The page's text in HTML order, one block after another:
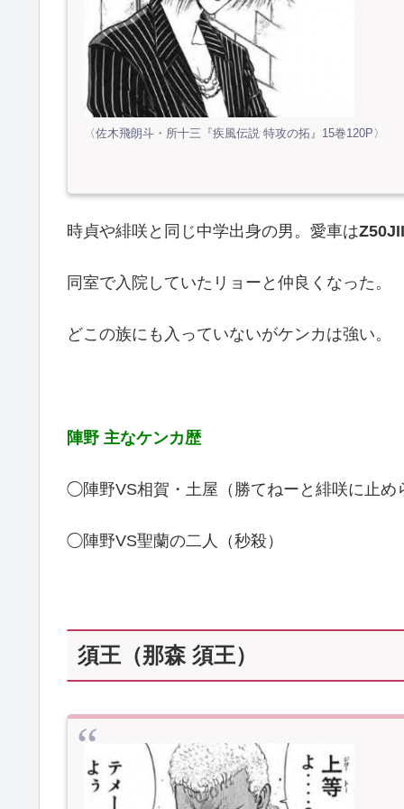
〈佐木飛朗斗・所十三『疾風伝説 特攻の拓』15巻120P〉
時貞や緋咲と同じ中学出身の男。愛車は
同室で入院していたリョーと仲良くなった。
どこの族にも入っていないがケンカは強い。
陣野 主なケンカ歴
◯陣野VS相賀・土屋（勝てねーと緋咲に止め
◯陣野VS聖蘭の二人（秒殺）
須王（那森 須王）